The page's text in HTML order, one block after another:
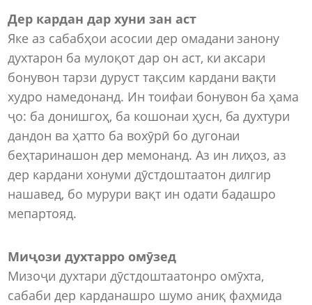
Дер кардан дар хуни зан аст
Яке аз сабабҳои асосии дер омадани занону
духтарон ба мулоқот дар он аст, ки аксари
бонувон тарзи дуруст тақсим кардани вақти
худро намедонанд. Ин тоифаи бонувон ба ҳама
ҷо: ба донишгоҳ, ба кошонаи ҳусн, ба духтури
дандон ва ҳатто ба вохӯрӣ бо дугонаи
беҳтаринашон дер мемонанд. Аз ин лиҳоз, аз
дер кардани хонуми дӯстдоштаатон дилгир
нашавед, бо мурури вақт ин одати бадашро
мепартояд.
Миҷози духтарро омӯзед
Мизоҷи духтари дӯстдоштаатонро омӯхта,
сабаби дер карданашро шумо аниқ фаҳмида